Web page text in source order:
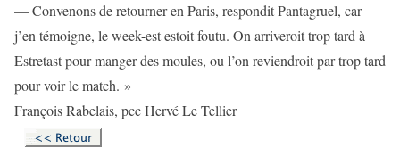
— Convenons de retourner en Paris, respondit Pantagruel, car
j’en témoigne, le week-est estoit foutu. On arriveroit trop tard à
Estretast pour manger des moules, ou l’on reviendroit par trop tard
pour voir le match. »
François Rabelais, pcc Hervé Le Tellier